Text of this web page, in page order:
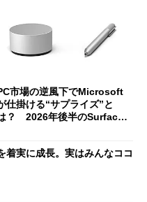
市場の逆風下でMicrosoft
仕掛ける“サプライズ”と
？ 2026年後半のSurface
着実に成長。実はみんなココ